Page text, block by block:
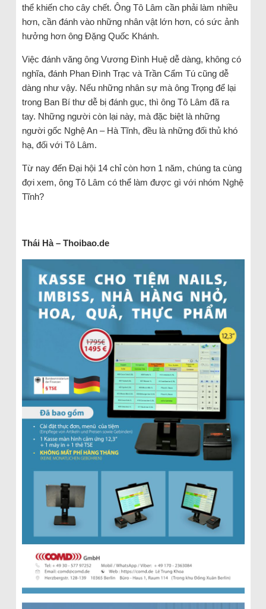
thể khiến cho cây chết. Ông Tô Lâm cần phải làm nhiều
hơn, cần đánh vào những nhân vật lớn hơn, có sức ảnh
hưởng hơn ông Đặng Quốc Khánh.
Việc đánh văng ông Vương Đình Huệ dễ dàng, không có
nghĩa, đánh Phan Đình Trạc và Trần Cẩm Tú cũng dễ
dàng như vậy. Nếu những nhân sự mà ông Trọng để lại
trong Ban Bí thư dễ bị đánh gục, thì ông Tô Lâm đã ra
tay. Những người còn lại này, mà đặc biệt là những
người gốc Nghệ An – Hà Tĩnh, đều là những đối thủ khó
hạ, đối với Tô Lâm.
Từ nay đến Đại hội 14 chỉ còn hơn 1 năm, chúng ta cùng
đợi xem, ông Tô Lâm có thể làm được gì với nhóm Nghệ
Tĩnh?
Thái Hà – Thoibao.de